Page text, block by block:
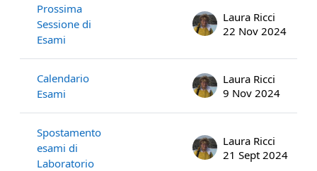
Prossima
Sessione di
Esami
Laura Ricci
22 Nov 2024
Calendario
Esami
Laura Ricci
9 Nov 2024
Spostamento
esami di
Laboratorio
Laura Ricci
21 Sept 2024